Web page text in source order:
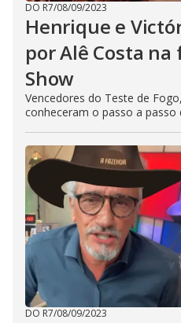
DO R7/08/09/2023
Henrique e
por Alê Costa na
Show
Vencedores do Teste de
conheceram o passo a
DO R7/08/09/2023